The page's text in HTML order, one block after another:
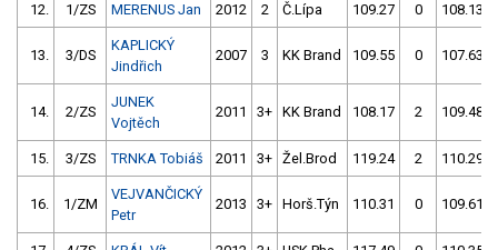
12. 1/ZS MERENUS Jan 2012 2 Č.Lípa 109.27 0 108.13
13. 3/DS
KAPLICKÝ
Jindřich
2007 3 KK Brand 109.55 0 107.63
14. 2/ZS
JUNEK
Vojtěch
2011 3+ KK Brand 108.17 2 109.48
15. 3/ZS TRNKA Tobiáš 2011 3+ Žel.Brod 119.24 2 110.29
16. 1/ZM
VEJVANČICKÝ
Petr
2013 3+ Horš.Týn 110.31 0 109.61